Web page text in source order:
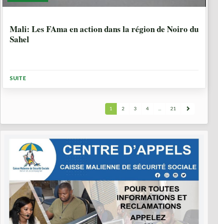
Mali: Les FAma en action dans la région de Noiro du
Sahel
SUITE
1 2 3 4 ... 21